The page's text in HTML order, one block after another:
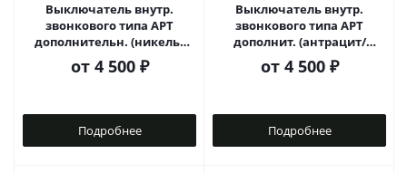
Выключатель внутр.
звонкового типа АРТ
дополнительн. (никель/
цилиндр)
от 4 500 ₽
Подробнее
Выключатель внутр.
звонкового типа АРТ
дополнит. (антрацит/
цилиндр)
от 4 500 ₽
Подробнее